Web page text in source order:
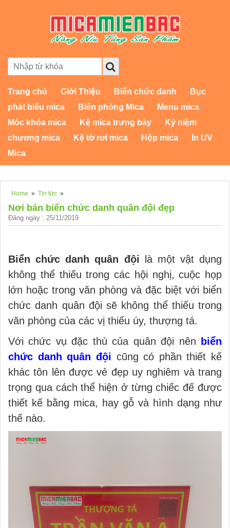
Trang chủ Giới Thiệu Biển chức danh
Bục
phát biểu mica
Biển phòng Mica
Menu mica
Móc khóa mica
Kệ mica trưng bày
Kỷ niệm
chương mica
Kệ tờ rơi mica Hộp mica
In UV
Mica
Home » Tin tức »
Nơi bán biển chức danh quân đội đẹp
Đăng ngày : 25/11/2019
Biển chức danh quân đội là một vật dụng
không thể thiếu trong các hội nghị, cuộc họp
lớn hoặc trong văn phòng và đặc biệt với biển
chức danh quân đội sẽ không thể thiếu trong
văn phòng của các vị thiếu úy, thượng tá.
Với chức vụ đặc thù của quân đội nên
biển
chức danh quân đội cũng có phần thiết kế
khác tôn lên được vẻ đẹp uy nghiêm và trang
trọng qua cách thể hiện ở từng chiếc đế được
thiết kế bằng mica, hay gỗ và hình dạng như
thế nào.